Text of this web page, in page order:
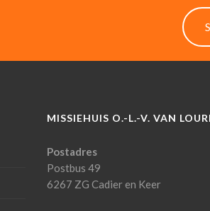
MISSIEHUIS O.-L.-V. VAN
Postadres
Postbus 49
6267 ZG Cadier en Keer